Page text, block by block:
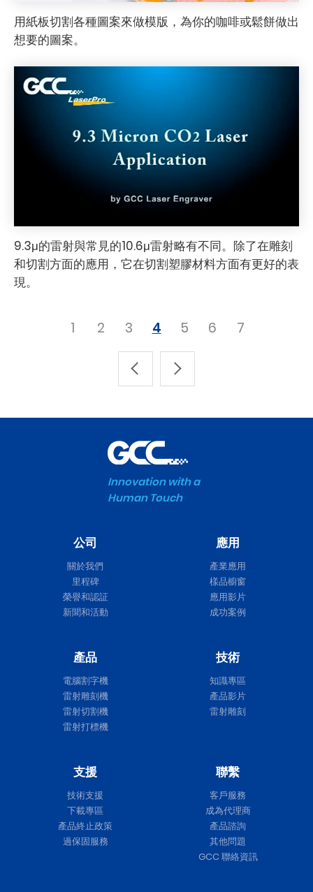
用紙板切割各種圖案來做模版，為你的咖啡或鬆餅做出
想要的圖案。
9.3μ的雷射與常見的10.6μ雷射略有不同。除了在雕刻
和切割方面的應用，它在切割塑膠材料方面有更好的表
現。
1 2 3 4 5 6 7
Innovation with a
Human Touch
公司
關於我們
里程碑
榮譽和認証
新聞和活動
應用
產業應用
樣品櫥窗
應用影片
成功案例
產品
電腦割字機
雷射雕刻機
雷射切割機
雷射打標機
技術
知識專區
產品影片
雷射雕刻
支援
技術支援
下載專區
產品終止政策
過保固服務
聯繫
客戶服務
成為代理商
產品諮詢
其他問題
GCC 聯絡資訊